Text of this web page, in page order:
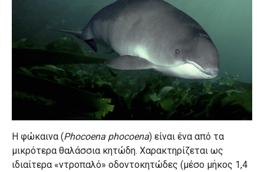
Η φώκαινα (Phocoena phocoena) είναι ένα από τα
μικρότερα θαλάσσια κητώδη. Χαρακτηρίζεται ως
ιδιαίτερα «ντροπαλό» οδοντοκητώδες (μέσο μήκος 1,4